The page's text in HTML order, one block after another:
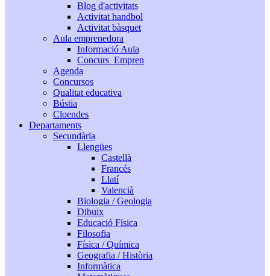
Blog d'activitats
Activitat handbol
Activitat bàsquet
Aula emprenedora
Informació Aula
Concurs_Empren
Agenda
Concursos
Qualitat educativa
Bústia
Cloendes
Departaments
Secundària
Llengües
Castellà
Francés
Llatí
Valencià
Biologia / Geologia
Dibuix
Educació Física
Filosofia
Física / Química
Geografia / Història
Informàtica